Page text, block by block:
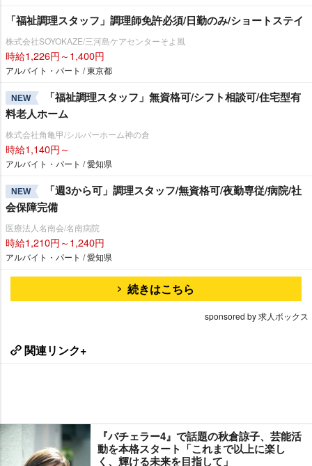
「福祉調理スタッフ」調理師免許必須/日勤のみ/ショートステイ
株式会社SOYOKAZE/三河島ケアセンターそよ風
時給1,226円～1,400円
アルバイト・パート / 東京都
NEW
「福祉調理スタッフ」無資格可/シフト相談可/住宅型有
料老人ホーム
株式会社角亀甲/シルバーホーム神の倉
時給1,140円～
アルバイト・パート / 愛知県
NEW
「週3から可」調理スタッフ/無資格可/夜勤専従/病院/社
会保障完備
医療法人名南会/名南病院
時給1,210円～1,240円
アルバイト・パート / 愛知県
続きはこちら
sponsored by 求人ボックス
関連リンク+
『バチェラー4』で話題の秋倉諒子、芸能活
動を本格スタート「これまで以上に楽し
く、輝ける未来を目指して」